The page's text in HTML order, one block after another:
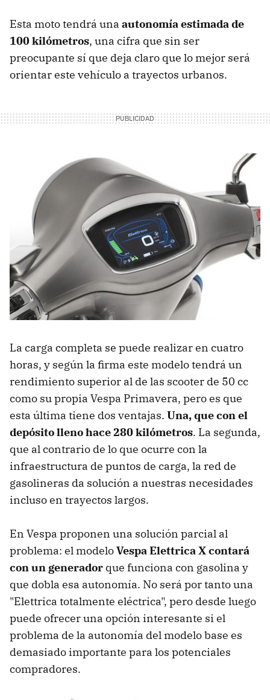
Esta moto tendrá una autonomía estimada de
100 kilómetros, una cifra que sin ser
preocupante sí que deja claro que lo mejor será
orientar este vehículo a trayectos urbanos.
La carga completa se puede realizar en cuatro
horas, y según la firma este modelo tendrá un
rendimiento superior al de las scooter de 50 cc
como su propia Vespa Primavera, pero es que
esta última tiene dos ventajas. Una, que con el
depósito lleno hace 280 kilómetros. La segunda,
que al contrario de lo que ocurre con la
infraestructura de puntos de carga, la red de
gasolineras da solución a nuestras necesidades
incluso en trayectos largos.
En Vespa proponen una solución parcial al
problema: el modeloVespa Elettrica X contará
con un generador que funciona con gasolina y
que dobla esa autonomía. No será por tanto una
"Elettrica totalmente eléctrica", pero desde luego
puede ofrecer una opción interesante si el
problema de la autonomía del modelo base es
demasiado importante para los potenciales
compradores.